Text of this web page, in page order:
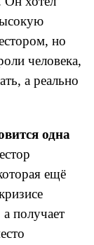
но
человека,
а реально
одна
ещё
получает